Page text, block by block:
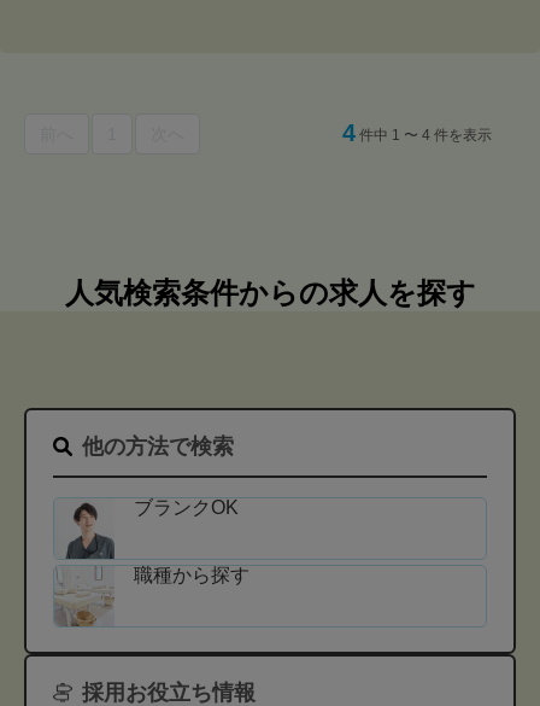
4 件中 1 〜 4 件を表示
人気検索条件からの求人を探す
他の方法で検索
ブランクOK
職種から探す
採用お役立ち情報